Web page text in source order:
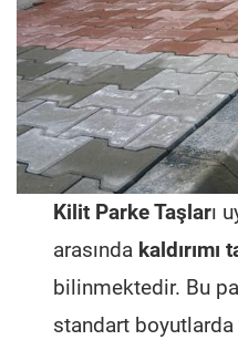
Kilit Parke Taşları
arasında kaldırımı
bilinmektedir. Bu
standart boyutlarda